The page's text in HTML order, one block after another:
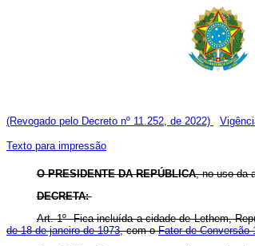
(Revogado pelo Decreto nº 11.252, de 2022)
Texto para impressão
O PRESIDENTE DA REPÚBLICA, no uso da
DECRETA:
Art. 1ºFica incluída a cidade de Lethem,
de 18 de janeiro de 1973, com oFator de Conversão